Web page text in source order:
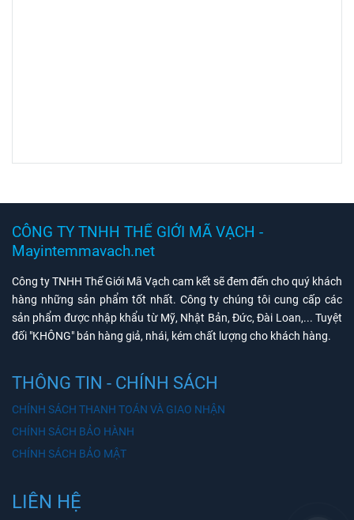
CÔNG TY TNHH THẾ GIỚI MÃ VẠCH -
Mayintemmavach.net
Công ty TNHH Thế Giới Mã Vạch cam kết sẽ đem đến cho quý khách
hàng những sản phẩm tốt nhất. Công ty chúng tôi cung cấp các
sản phẩm được nhập khẩu từ Mỹ, Nhật Bản, Đức, Đài Loan,... Tuyệt
đối "KHÔNG" bán hàng giả, nhái, kém chất lượng cho khách hàng.
THÔNG TIN - CHÍNH SÁCH
CHÍNH SÁCH THANH TOÁN VÀ GIAO NHẬN
CHÍNH SÁCH BẢO HÀNH
CHÍNH SÁCH BẢO MẬT
LIÊN HỆ